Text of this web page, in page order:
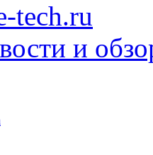
tech.ru
и